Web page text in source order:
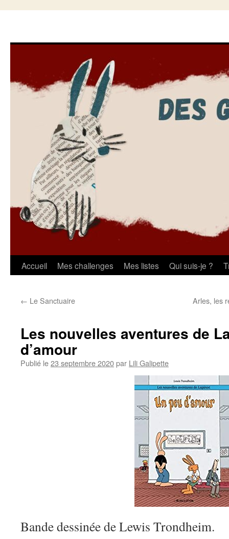
Aller
contenu
Accueil Mes challenges Mes listes Qui suis-je ?
← Le Sanctuaire Arles, les
Les nouvelles aventures de
d’amour
Publié le23 septembre 2020par Lili Galipette
Bande dessinée de Lewis Trondheim.